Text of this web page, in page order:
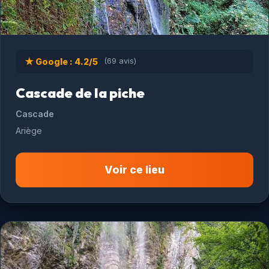
★ Google : 4.2/5 (69 avis)
Cascade de la piche
Cascade
Ariège
Voir ce lieu